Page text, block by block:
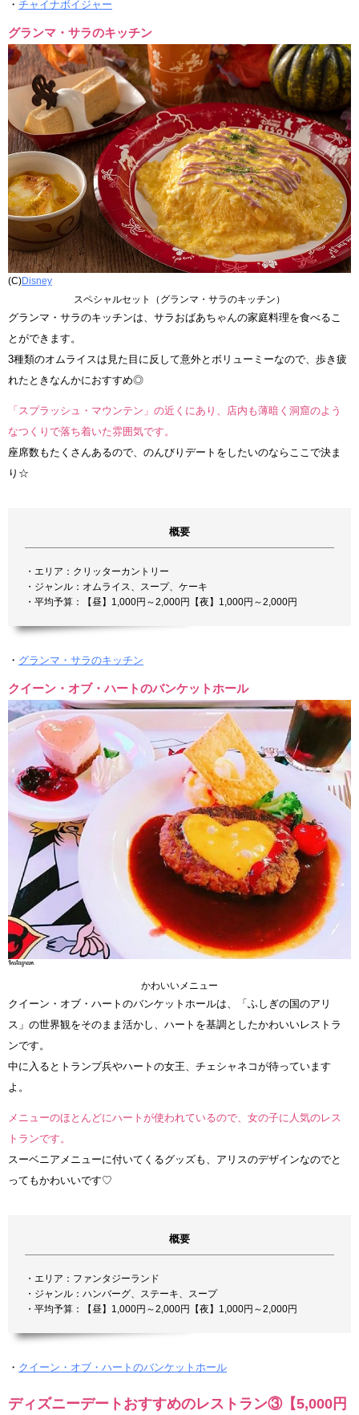
・ チャイナボイジャー
グランマ・サラのキッチン
(C)Disney
スペシャルセット（グランマ・サラのキッチン）
グランマ・サラのキッチンは、サラおばあちゃんの家庭料理を食べるこ
とができます。
3種類のオムライスは見た目に反して意外とボリューミーなので、歩き疲
れたときなんかにおすすめ◎
「スプラッシュ・マウンテン」の近くにあり、店内も薄暗く洞窟のよう
なつくりで落ち着いた雰囲気です。
座席数もたくさんあるので、のんびりデートをしたいのならここで決ま
り☆
概要
・エリア：クリッターカントリー
・ジャンル：オムライス、スープ、ケーキ
・平均予算：【昼】1,000円～2,000円【夜】1,000円～2,000円
・ グランマ・サラのキッチン
クイーン・オブ・ハートのバンケットホール
かわいいメニュー
クイーン・オブ・ハートのバンケットホールは、「ふしぎの国のアリ
ス」の世界観をそのまま活かし、ハートを基調としたかわいいレストラ
ンです。
中に入るとトランプ兵やハートの女王、チェシャネコが待っています
よ。
メニューのほとんどにハートが使われているので、女の子に人気のレス
トランです。
スーベニアメニューに付いてくるグッズも、アリスのデザインなのでと
ってもかわいいです♡
概要
・エリア：ファンタジーランド
・ジャンル：ハンバーグ、ステーキ、スープ
・平均予算：【昼】1,000円～2,000円【夜】1,000円～2,000円
・ クイーン・オブ・ハートのバンケットホール
ディズニーデートおすすめのレストラン③【5,000円